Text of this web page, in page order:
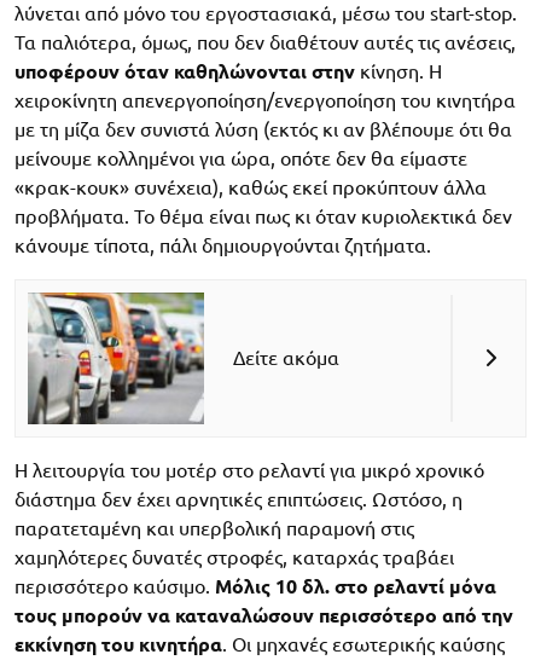
λύνεται από μόνο του εργοστασιακά, μέσω του start-stop.
Τα παλιότερα, όμως, που δεν διαθέτουν αυτές τις ανέσεις,
υποφέρουν όταν καθηλώνονται στην κίνηση. Η
χειροκίνητη απενεργοποίηση/ενεργοποίηση του κινητήρα
με τη μίζα δεν συνιστά λύση (εκτός κι αν βλέπουμε ότι θα
μείνουμε κολλημένοι για ώρα, οπότε δεν θα είμαστε
«κρακ-κουκ» συνέχεια), καθώς εκεί προκύπτουν άλλα
προβλήματα. Το θέμα είναι πως κι όταν κυριολεκτικά δεν
κάνουμε τίποτα, πάλι δημιουργούνται ζητήματα.
Δείτε ακόμα
Η λειτουργία του μοτέρ στο ρελαντί για μικρό χρονικό
διάστημα δεν έχει αρνητικές επιπτώσεις. Ωστόσο, η
παρατεταμένη και υπερβολική παραμονή στις
χαμηλότερες δυνατές στροφές, καταρχάς τραβάει
περισσότερο καύσιμο. Μόλις 10 δλ. στο ρελαντί μόνα
τους μπορούν να καταναλώσουν περισσότερο από την
εκκίνηση του κινητήρα. Οι μηχανές εσωτερικής καύσης